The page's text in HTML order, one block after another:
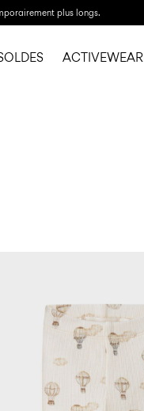
plus longs.
ACTIVEWEAR